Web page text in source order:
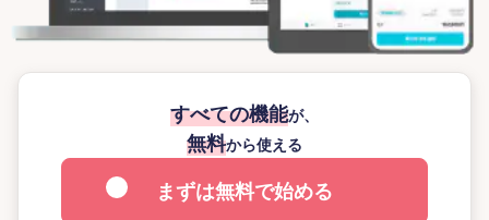
すべての機能が、
無料から使える
まずは無料で始める